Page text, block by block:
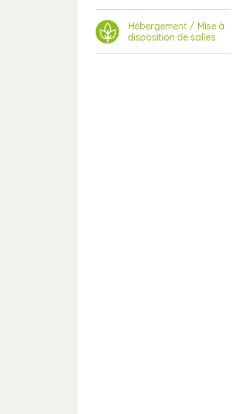
Hébergement / Mise à
disposition de salles